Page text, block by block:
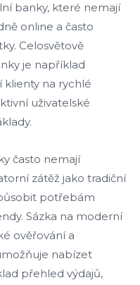
banky, které nemají
online a často
Celosvětově
je například
klienty na rychlé
uživatelské
často nemají
zátěž jako tradiční
potřebám
Sázka na moderní
ověřování a
nabízet
přehled výdajů,